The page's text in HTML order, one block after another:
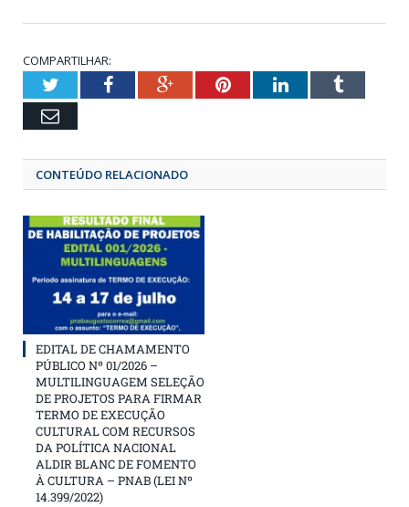
COMPARTILHAR:
TwitterFacebookGoogle+Pinterest
LinkedIn
Email
CONTEÚDO RELACIONADO
EDITAL DE CHAMAMENTO
PÚBLICO Nº 01/2026 –
MULTILINGUAGEM SELEÇÃO
DE PROJETOS PARA FIRMAR
TERMO DE EXECUÇÃO
CULTURAL COM RECURSOS
DA POLÍTICA NACIONAL
ALDIR BLANC DE FOMENTO
À CULTURA – PNAB (LEI Nº
14.399/2022)